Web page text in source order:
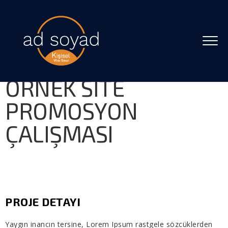
ÖRNEK SITE
PROMOSYON
ÇALIŞMASI
PROJE DETAYI
Yaygın inancın tersine, Lorem Ipsum rastgele sözcüklerden